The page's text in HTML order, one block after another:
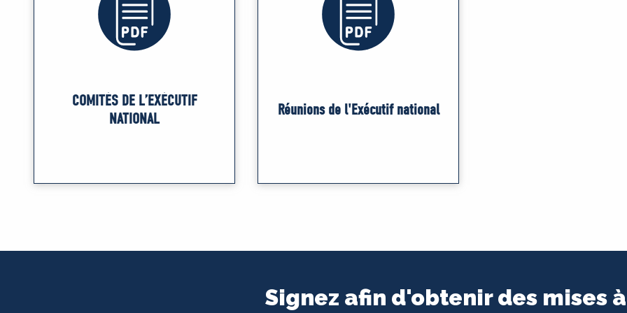
COMITÉS DE L’EXÉCUTIF
NATIONAL
Réunions de l'Exécutif national
Signez afin d'obtenir des mises